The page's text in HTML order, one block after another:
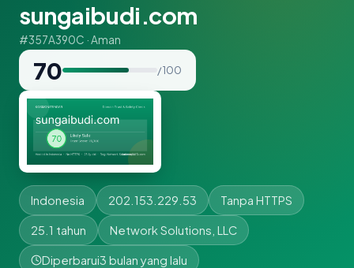
sungaibudi.com
#357A390C · Aman
70 / 100
Indonesia 202.153.229.53 Tanpa HTTPS
25.1 tahun Network Solutions, LLC
Diperbarui3 bulan yang lalu